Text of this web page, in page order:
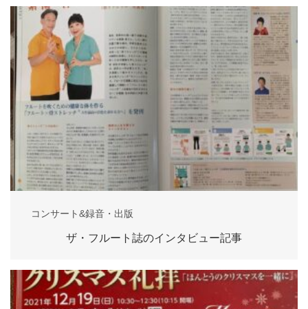
コンサート&録音・出版
ザ・フルート誌のインタビュー記事